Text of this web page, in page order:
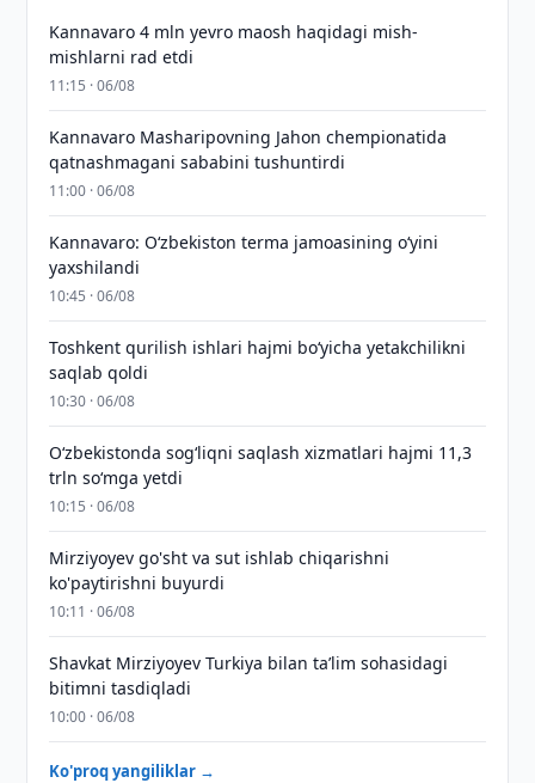
Kannavaro 4 mln yevro maosh haqidagi mish-
mishlarni rad etdi
11:15 · 06/08
Kannavaro Masharipovning Jahon chempionatida
qatnashmagani sababini tushuntirdi
11:00 · 06/08
Kannavaro: O‘zbekiston terma jamoasining o‘yini
yaxshilandi
10:45 · 06/08
Toshkent qurilish ishlari hajmi bo‘yicha yetakchilikni
saqlab qoldi
10:30 · 06/08
O‘zbekistonda sog‘liqni saqlash xizmatlari hajmi 11,3
trln so‘mga yetdi
10:15 · 06/08
Mirziyoyev go'sht va sut ishlab chiqarishni
ko'paytirishni buyurdi
10:11 · 06/08
Shavkat Mirziyoyev Turkiya bilan taʼlim sohasidagi
bitimni tasdiqladi
10:00 · 06/08
Ko'proq yangiliklar →